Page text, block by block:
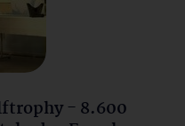
- 8.600